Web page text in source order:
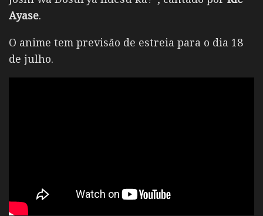
Ayase.
O anime tem previsão de estreia para o dia 18
de julho.